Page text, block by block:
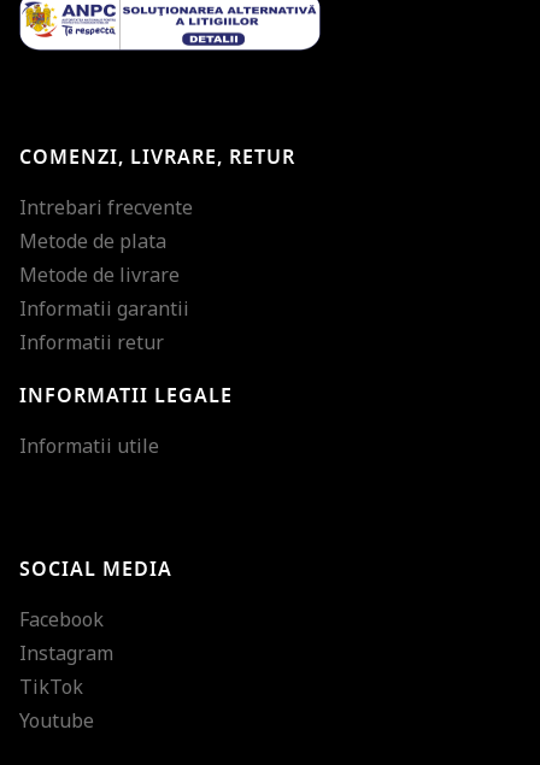
COMENZI, LIVRARE, RETUR
Intrebari frecvente
Metode de plata
Metode de livrare
Informatii garantii
Informatii retur
INFORMATII LEGALE
Informatii utile
SOCIAL MEDIA
Facebook
Instagram
TikTok
Youtube